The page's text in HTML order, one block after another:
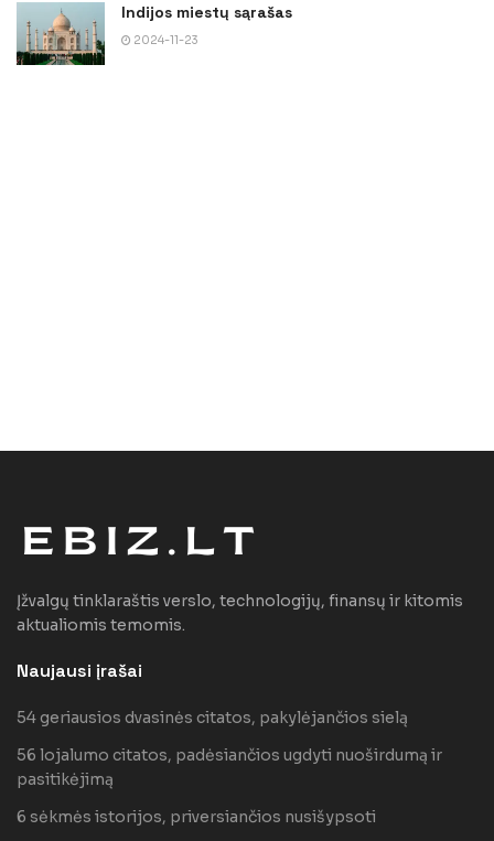
Indijos miestų sąrašas
2024-11-23
Įžvalgų tinklaraštis verslo, technologijų, finansų ir kitomis
aktualiomis temomis.
Naujausi įrašai
54 geriausios dvasinės citatos, pakylėjančios sielą
56 lojalumo citatos, padėsiančios ugdyti nuoširdumą ir
pasitikėjimą
6 sėkmės istorijos, priversiančios nusišypsoti